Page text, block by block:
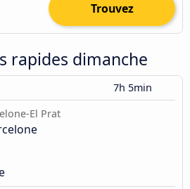
Trouvez
rapides dimanche
7h 5min
El Prat